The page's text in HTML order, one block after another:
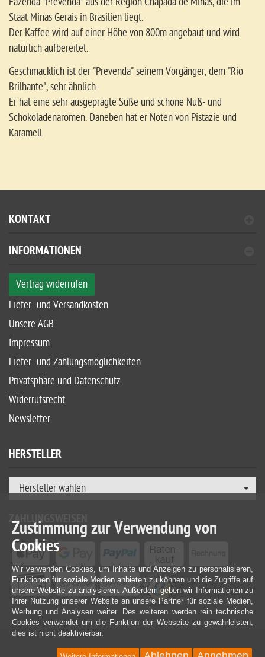
Staat Minas Gerais in Brasilien liegt.
Der Kaffee wird auf einer Höhe von 800m angebaut und wird
natürlich aufbereitet.
Geschmacklich ist der "Prevenda" seinem Vorgänger, dem "Rio
Brilhante", sehr ähnlich-
Er hat eine sehr ausgeprägte Süße und schöne Nuß- und
Schokoladenaromen. Daneben hat er Noten von Pistazie und
Karamell.
KONTAKT
INFORMATIONEN
Vertrag widerrufen
Liefer- und Versandkosten
Unsere AGB
Impressum
Liefer- und Zahlungsmöglichkeiten
Privatsphäre und Datenschutz
Widerrufsrecht
Newsletter
HERSTELLER
Hersteller wählen
ZAHLUNGSWEISEN
Zustimmung zur Verwendung von
Cookies
Wir verwenden Cookies, um Inhalte und Anzeigen zu personalisieren,
Funktionen für soziale Medien anbieten zu können und die Zugriffe auf
unsere Website zu analysieren. Außerdem geben wir Informationen zu
Ihrer Nutzung unserer Website an unsere Partner für soziale Medien,
Werbung und Analysen weiter. Des weiteren werden rein technische
Cookies verwendet um die Funktion der Webseite zu gewährleisten,
dies ist nicht deaktivierbar.